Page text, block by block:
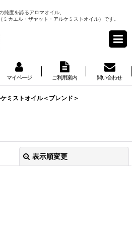
純度を誇るアロマオイル、
カエル・ザヤット・アルケミストオイル）です。
マイページ ご利用案内 問い合わせ
ミストオイル＜ブレンド＞
表示順変更